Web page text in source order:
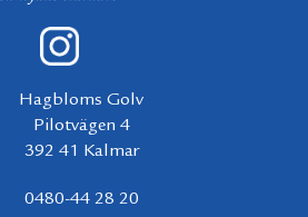
Hagbloms Golv
Pilotvägen 4
392 41 Kalmar
0480-44 28 20